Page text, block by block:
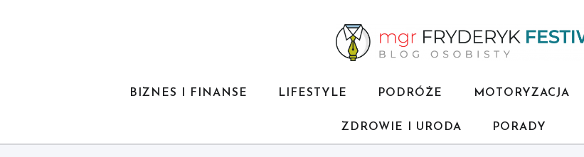
BIZNES I FINANSE LIFESTYLE PODRÓŻE MOTORYZACJA
ZDROWIE I URODA PORADY